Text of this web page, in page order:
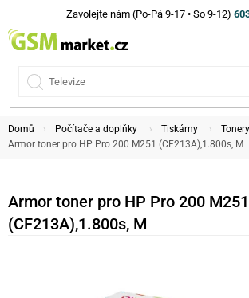
Zavolejte nám (Po-Pá 9-17 • So 9-12)
Domů Počítače a doplňky Tiskárny
Armor toner pro HP Pro 200 M251 (CF213A),1.800s, M
Armor toner pro HP Pro 200 M251
(CF213A),1.800s, M